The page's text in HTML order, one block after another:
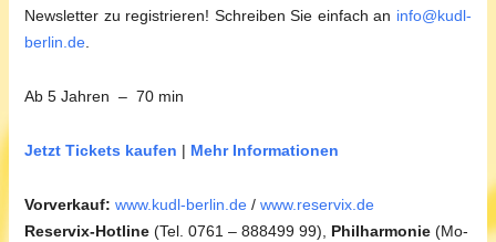
Newsletter zu registrieren! Schreiben Sie einfach an info@kudl-
berlin.de.
Ab 5 Jahren – 70 min
Jetzt Tickets kaufen | Mehr Informationen
Vorverkauf: www.kudl-berlin.de /www.reservix.de
Reservix-Hotline(Tel. 0761 – 888499 99), Philharmonie (Mo-